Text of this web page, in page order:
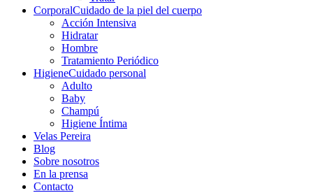
CorporalCuidado de la piel del cuerpo
Acción Intensiva
Hidratar
Hombre
Tratamiento Periódico
HigieneCuidado personal
Adulto
Baby
Champú
Higiene Íntima
Velas Pereira
Blog
Sobre nosotros
En la prensa
Contacto